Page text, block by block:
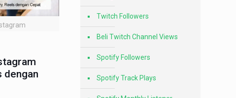
dengan
Twitch Followers
Beli Twitch Channel Views
Spotify Followers
Spotify Track Plays